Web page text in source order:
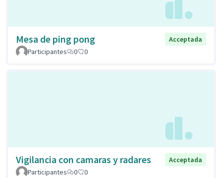
Mesa de ping pong
Acceptada
Participantes
0 0
Vigilancia con camaras y radares
Acceptada
Participantes
0 0